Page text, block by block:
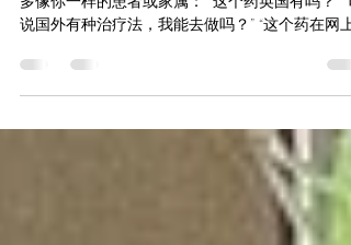
起点
常见提问的背后，其实是对生的渴望 我们接触过
能治好癌症，是不是真的？” 我们理解，这些不是
目提问，也不是不信医生，而是一种极强烈的 求